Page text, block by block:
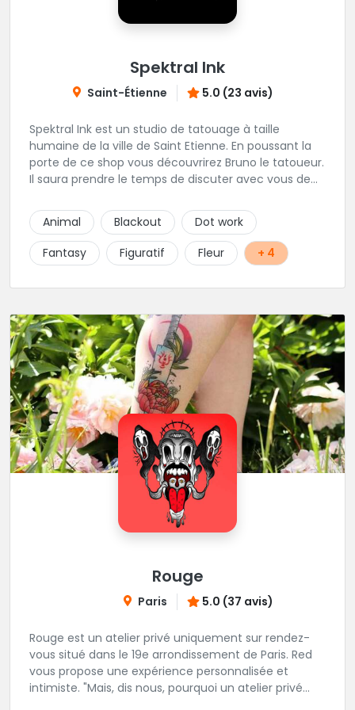
Spektral Ink
Saint-Étienne 5.0 (23 avis)
Spektral Ink est un studio de tatouage à taille
humaine de la ville de Saint Etienne. En poussant la
porte de ce shop vous découvrirez Bruno le tatoueur.
Il saura prendre le temps de discuter avec vous de
un message ou à l'appeler.
Animal Blackout
Dot work
Fantasy
Figuratif Fleur + 4
Rouge
Paris 5.0 (37 avis)
Rouge est un atelier privé uniquement sur rendez-
vous situé dans le 19e arrondissement de Paris. Red
vous propose une expérience personnalisée et
intimiste. "Mais, dis nous, pourquoi un atelier privé